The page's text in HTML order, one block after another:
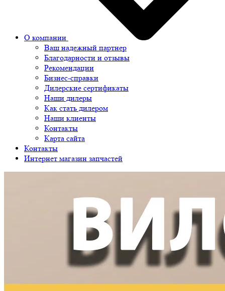
О компании
Ваш надежный партнер
Благодарности и отзывы
Рекомендации
Бизнес-справки
Дилерские сертификаты
Наши дилеры
Как стать дилером
Наши клиенты
Контакты
Карта сайта
Контакты
Интернет магазин запчастей